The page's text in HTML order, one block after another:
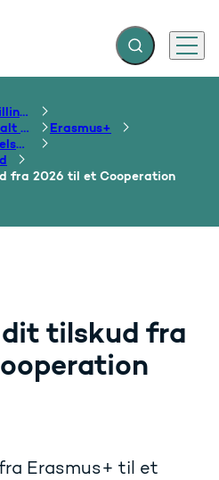
Fold søgefelt ud
Menu
Tilskud, puljer og bevillinger
Tilskud til internationalt samarbejde om uddannelse
Erasmus+
Almen voksenuddannelse og folkeoplysning
fra 2026 til et Cooperation
tilskud fra
Erasmus+ til et